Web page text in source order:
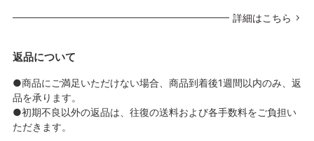
詳細はこちら
返品について
●商品にご満足いただけない場合、商品到着後1週間以内のみ、返
品を承ります。
●初期不良以外の返品は、往復の送料および各手数料をご負担い
ただきます。